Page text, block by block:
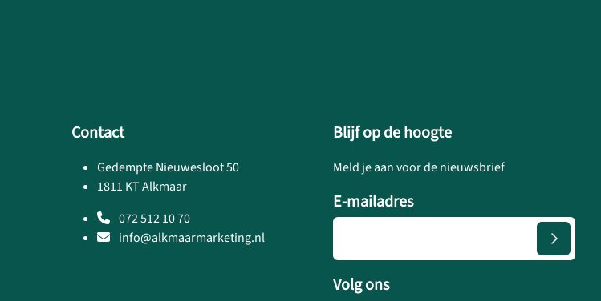
Contact
Gedempte Nieuwesloot 50
1811 KT Alkmaar
072 512 10 70
info@alkmaarmarketing.nl
Blijf op de hoogte
Meld je aan voor de nieuwsbrief
E-mailadres
Volg ons